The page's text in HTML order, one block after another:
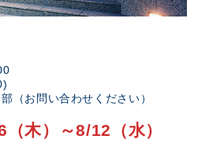
（お問い合わせください）
木）～8/12（水）